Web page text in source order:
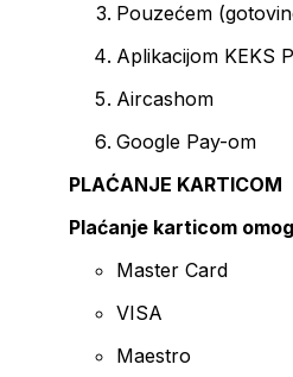
Pouzećem
Aplikacijom KEKS
Aircashom
Google Pay-om
PLAĆANJE KARTICOM
Plaćanje karticom
Master Card
VISA
Maestro